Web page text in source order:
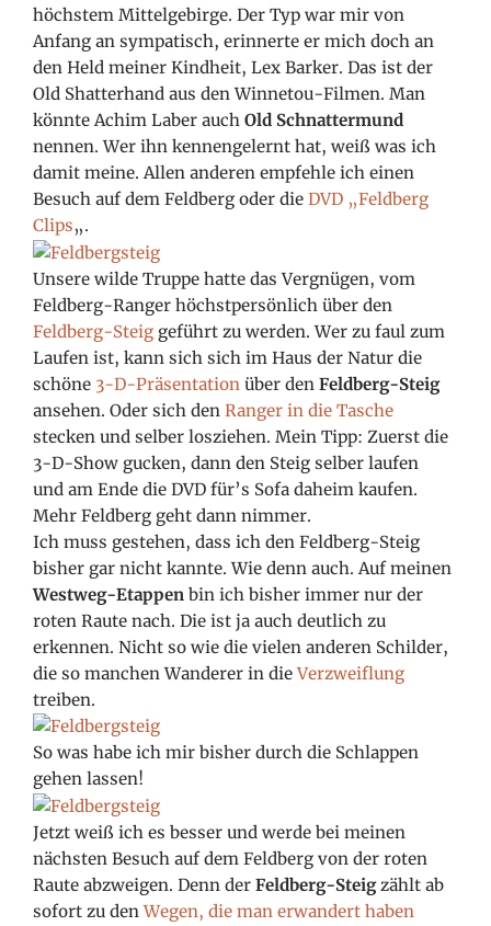
höchstem Mittelgebirge. Der Typ war mir von
Anfang an sympatisch, erinnerte er mich doch an
den Held meiner Kindheit, Lex Barker. Das ist der
Old Shatterhand aus den Winnetou-Filmen. Man
könnte Achim Laber auchOld Schnattermund
nennen. Wer ihn kennengelernt hat, weiß was ich
damit meine. Allen anderen empfehle ich einen
Besuch auf dem Feldberg oder dieDVD „Feldberg
Clips„.
Unsere wilde Truppe hatte das Vergnügen, vom
Feldberg-Ranger höchstpersönlich über den
Feldberg-Steig geführt zu werden. Wer zu faul zum
Laufen ist, kann sich sich im Haus der Natur die
schöne 3-D-Präsentation über denFeldberg-Steig
ansehen. Oder sich denRanger in die Tasche
stecken und selber losziehen. Mein Tipp: Zuerst die
3-D-Show gucken, dann den Steig selber laufen
und am Ende die DVD für’s Sofa daheim kaufen.
Mehr Feldberg geht dann nimmer.
Ich muss gestehen, dass ich den Feldberg-Steig
bisher gar nicht kannte. Wie denn auch. Auf meinen
Westweg-Etappen bin ich bisher immer nur der
roten Raute nach. Die ist ja auch deutlich zu
erkennen. Nicht so wie die vielen anderen Schilder,
die so manchen Wanderer in dieVerzweiflung
treiben.
So was habe ich mir bisher durch die Schlappen
gehen lassen!
Jetzt weiß ich es besser und werde bei meinen
nächsten Besuch auf dem Feldberg von der roten
Raute abzweigen. Denn der Feldberg-Steigzählt ab
sofort zu denWegen, die man erwandert haben